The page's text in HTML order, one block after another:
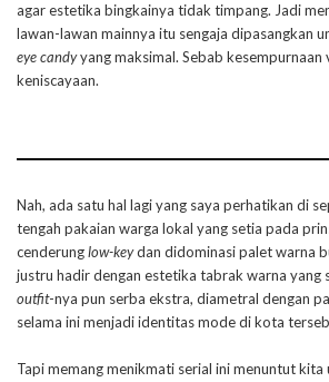
agar estetika bingkainya tidak timpang. Jadi
lawan-lawan mainnya itu sengaja dipasangkan
eye candyyang maksimal. Sebab kesempurnaan
keniscayaan.
Nah, ada satu hal lagi yang saya perhatikan di
tengah pakaian warga lokal yang setia pada
cenderunglow-keydan didominasi palet warna
justru hadir dengan estetika tabrak warna yang
outfit-nya pun serba ekstra, diametral dengan
selama ini menjadi identitas mode di kota
Tapi memang menikmati serial ini menuntut kita